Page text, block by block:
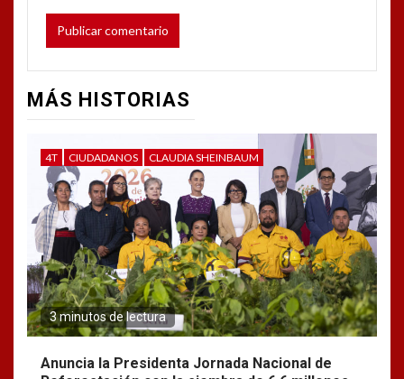
MÁS HISTORIAS
4T CIUDADANOS CLAUDIA SHEINBAUM
3 minutos de lectura
Anuncia la Presidenta Jornada Nacional de